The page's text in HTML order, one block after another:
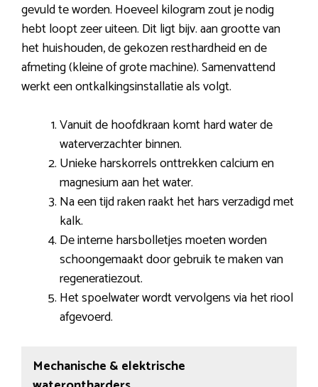
gevuld te worden. Hoeveel kilogram zout je nodig
hebt loopt zeer uiteen. Dit ligt bijv. aan grootte van
het huishouden, de gekozen resthardheid en de
afmeting (kleine of grote machine). Samenvattend
werkt een ontkalkingsinstallatie als volgt.
Vanuit de hoofdkraan komt hard water de
waterverzachter binnen.
Unieke harskorrels onttrekken calcium en
magnesium aan het water.
Na een tijd raken raakt het hars verzadigd met
kalk.
De interne harsbolletjes moeten worden
schoongemaakt door gebruik te maken van
regeneratiezout.
Het spoelwater wordt vervolgens via het riool
afgevoerd.
Mechanische & elektrische